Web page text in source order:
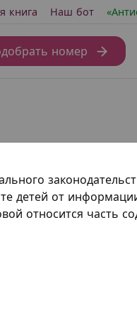
детей от
относится часть
книга Наш бот
номер
дыхания или с
«господина».